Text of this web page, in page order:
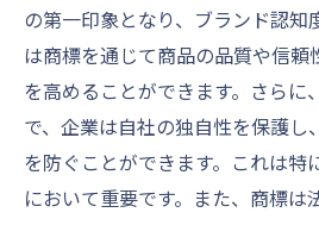
の第一印象となり、ブランド認知
は商標を通じて商品の品質や信
を高めることができます。さらに
で、企業は自社の独自性を保護し
を防ぐことができます。これは特
において重要です。また、商標は